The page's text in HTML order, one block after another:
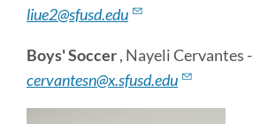
liue2@sfusd.edu
Boys' Soccer, Nayeli Cervantes -
cervantesn@x.sfusd.edu